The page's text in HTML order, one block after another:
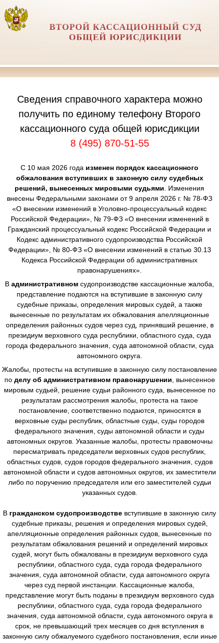
ВТОРОЙ КАССАЦИОННЫЙ СУД
ОБЩЕЙ ЮРИСДИКЦИИ
Сведения справочного характера можно
получить по единому телефону Второго
кассационного суда общей юрисдикции
8 (495) 870-51-55
С 10 мая 2026 года изменен порядок кассационного
обжалования вступивших в законную силу судебных
решений, вынесенных мировыми судьями . Изменения
внесены Федеральными законами от 9 апреля 2026 г. № 78-ФЗ
«О внесении изменений в Уголовно-процессуальный кодекс
Российской Федерации», № 79-ФЗ «О внесении изменений в
Гражданский процессуальный кодекс Российской Федерации и
Кодекс административного судопроизводства Российской
Федерации», № 80-ФЗ «О внесении изменений в статью 30.13
Кодекса Российской Федерации об административных
правонарушениях».
В административном судопроизводстве кассационные жалоба,
представление подаются на вступившие в законную силу
судебные приказы, определения мировых судей, а также
вынесенные по результатам их обжалования апелляционные
определения районных судов через суд, принявший решение, в
президиум верховного суда республики, областного суда, суда
города федерального значения, суда автономной области, суда
автономного округа.
Жалобы, протесты на вступившие в законную силу постановление
по делу об административном правонарушении , вынесенное
мировым судьей, решение судьи районного суда, вынесенное по
результатам рассмотрения жалобы, протеста на такое
постановление, соответственно подаются, приносятся в
верховные суды республик, областные суды, суды городов
федерального значения, суды автономной области и суды
автономных округов. Указанные жалобы, протесты правомочны
пересматривать председатели верховных судов республик,
областных судов, судов городов федерального значения, судов
автономной области и судов автономных округов, их заместители
либо по поручению председателя или его заместителей судьи
указанных судов.
В гражданском судопроизводстве вступившие в законную силу
судебные приказы, решения и определения мировых судей,
апелляционные определения районных судов, вынесенные по
результатам обжалования решений и определений мировых
судей, могут быть обжалованы в президиум верховного суда
республики, областного суда, суда города федерального
значения, суда автономной области, суда автономного округа
через суд первой инстанции. Кассационные жалоба,
представление могут быть поданы в президиум верховного суда
республики, областного суда, суда города федерального
значения, суда автономной области, суда автономного округа в
срок, не превышающий трех месяцев со дня вступления в
законную силу обжалуемого судебного постановления, если иные